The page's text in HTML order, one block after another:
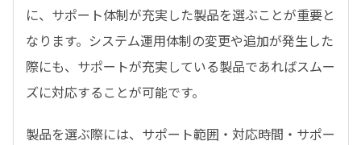
に、サポート体制が充実した製品を選ぶことが重要と
なります。システム運用体制の変更や追加が発生した
際にも、サポートが充実している製品であればスムー
ズに対応することが可能です。
製品を選ぶ際には、サポート範囲・対応時間・サポー